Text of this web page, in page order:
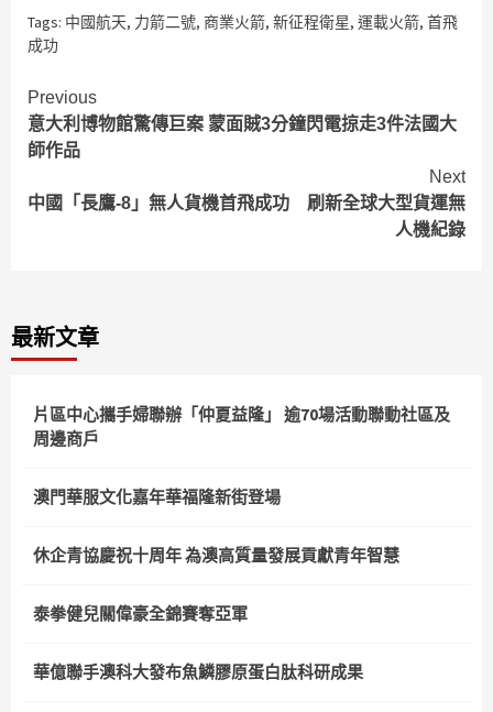
Tags: 中國航天, 力箭二號, 商業火箭, 新征程衛星, 運載火箭, 首飛
成功
Continue
Reading
Previous
意大利博物館驚傳巨案 蒙面賊3分鐘閃電掠走3件法國大
師作品
Next
中國「長鷹-8」無人貨機首飛成功 刷新全球大型貨運無
人機紀錄
最新文章
片區中心攜手婦聯辦「仲夏益隆」 逾70場活動聯動社區及
周邊商戶
澳門華服文化嘉年華福隆新街登場
休企青協慶祝十周年 為澳高質量發展貢獻青年智慧
泰拳健兒關偉豪全錦賽奪亞軍
華億聯手澳科大發布魚鱗膠原蛋白肽科研成果